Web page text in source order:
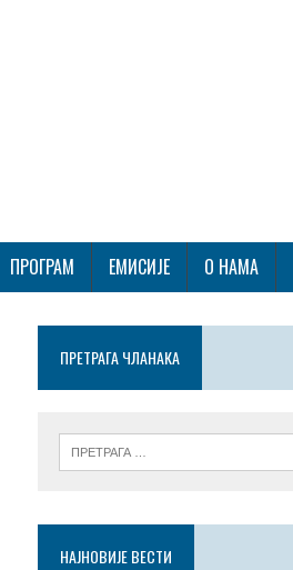
ПРОГРАМ ЕМИСИЈЕ О НАМА
ПРЕТРАГА ЧЛАНАКА
НАЈНОВИЈЕ ВЕСТИ